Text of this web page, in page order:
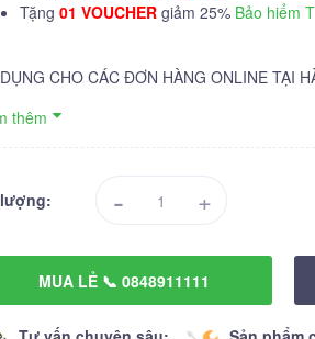
Tặng 01 VOUCHER giảm 25% Bảo hiểm
CHO CÁC ĐƠN HÀNG ONLINE TẠI
thêm
- +
MUA LẺ 📞 0848911111